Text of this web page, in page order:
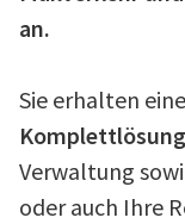
an.
Sie erhalten eine
Komplettlösung
Verwaltung
oder auch Ihre